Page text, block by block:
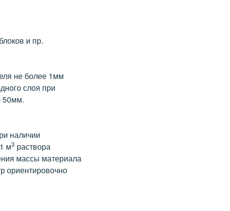
и пр.
не более 1мм
слоя при
50мм.
наличии
м3 раствора
массы материала
ориентировочно